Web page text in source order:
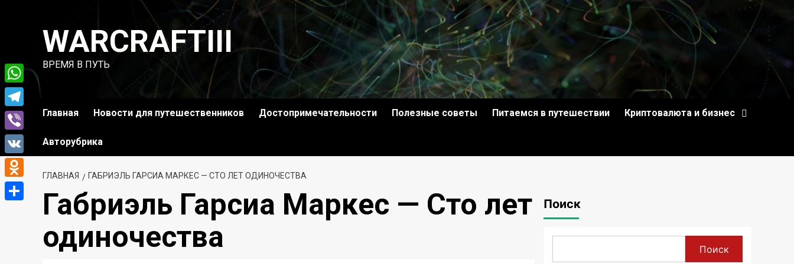
содержимомуWARCRAFTIII
ВРЕМЯ В ПУТЬ
Главная Новости для путешественников Достопримечательности Полезные советы Питаемся в путешествии Криптовалюта и бизнес
Авторубрика
ГЛАВНАЯ ГАБРИЭЛЬ ГАРСИА МАРКЕС — СТО ЛЕТ ОДИНОЧЕСТВА
Габриэль Гарсиа Маркес — Сто лет
одиночества
Поиск
Поиск
WhatsApp
Telegram
Viber
VK
Odnoklassniki